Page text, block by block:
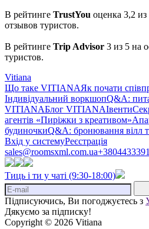
В рейтинге TrustYou оценка 3,2
отзывов туристов.
В рейтинге Trip Advisor 3 из 5 на
туристов.
Vitiana
Що таке VITIANAЯк почати
Індивідуальний воркшопQ&A:
VITIANAБлог VITIANAІвенти
агентів «Пиріжки з креативом»
будиночкиQ&A: бронювання вілл
Вхід у системуРеєстрація
sales@roomsxml.com.ua
Тиць і ти у чаті (9:30-18:00)
Підписуючись, Ви погоджуєтесь з
Дякуємо за підписку!
Copyright © 2026 Vitiana